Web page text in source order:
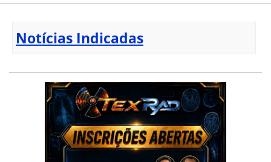
Notícias Indicadas